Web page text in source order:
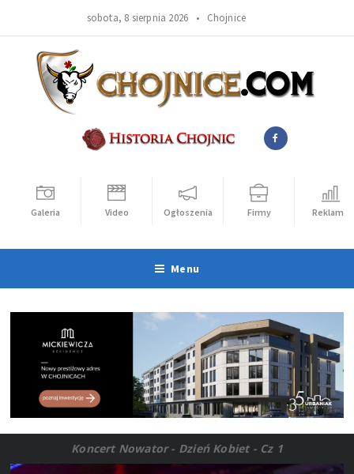
sobota, 8 sierpnia 2026 • Chojnice
Galeria Video Ogłoszenia Firmy Reklama
Menu
Koncert Nowator - Dzień Kobiet - Cz 1